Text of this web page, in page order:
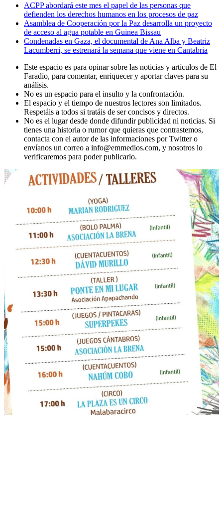
ACPP abordará este mes el papel de las personas que
defienden los derechos humanos en los procesos de paz
Asamblea de Cooperación por la Paz desarrolla un proyecto
de acceso al agua potable en Guinea Bissau
Condenadas en Gaza, el documental de Ana Alba y Beatriz
Lacumberri, se estrenará la semana que viene en Cantabria
Este espacio es para opinar sobre las noticias y artículos de El
Faradio, para comentar, enriquecer y aportar claves para su
análisis.
No es un espacio para el insulto y la confrontación.
El espacio y el tiempo de nuestros lectores son limitados.
Respetáis a todos si tratáis de ser concisos y directos.
No es el lugar desde donde difundir publicidad ni noticias. Si
tienes una historia o rumor que quieras que contrastemos,
contacta con el autor de las informaciones por Twitter o
envíanos un correo a info@emmedios.com, y nosotros lo
verificaremos para poder publicarlo.